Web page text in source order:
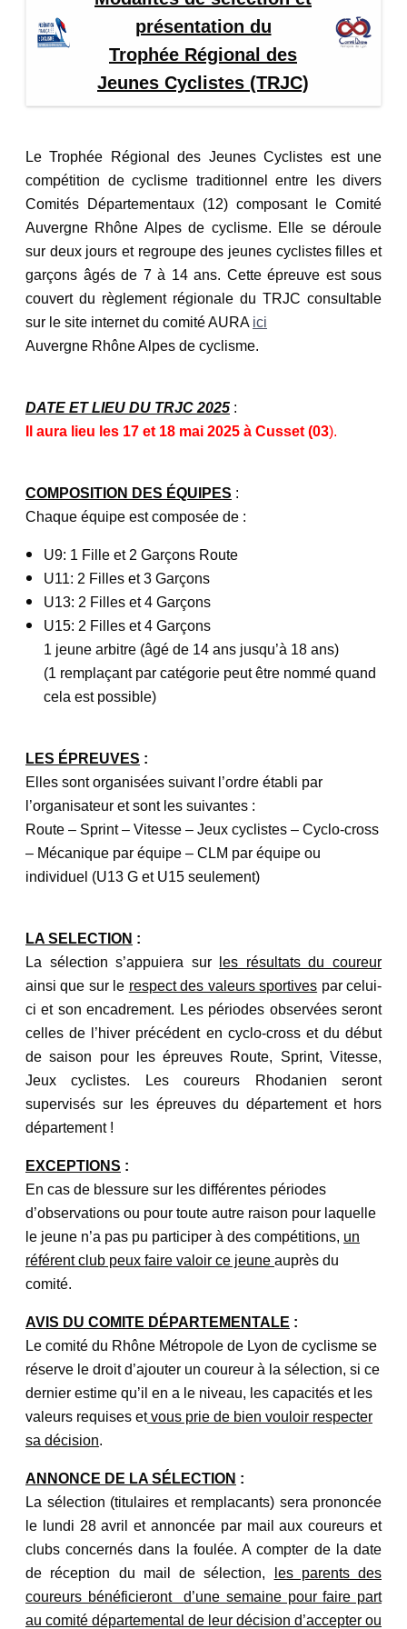
présentation du
Trophée Régional des
Jeunes Cyclistes (TRJC)
Le Trophée Régional des Jeunes Cyclistes est une
compétition de cyclisme traditionnel entre les divers
Comités Départementaux (12) composant le Comité
Auvergne Rhône Alpes de cyclisme. Elle se déroule
sur deux jours et regroupe des jeunes cyclistes filles et
garçons âgés de 7 à 14 ans. Cette épreuve est sous
couvert du règlement régionale du TRJC consultable
sur le site internet du comité AURA ici
Auvergne Rhône Alpes de cyclisme.
DATE ET LIEU DU TRJC 2025 :
Il aura lieu les 17 et 18 mai 2025 à Cusset (03).
COMPOSITION DES ÉQUIPES :
Chaque équipe est composée de :
U9: 1 Fille et 2 Garçons Route
U11: 2 Filles et 3 Garçons
U13: 2 Filles et 4 Garçons
U15: 2 Filles et 4 Garçons
1 jeune arbitre (âgé de 14 ans jusqu’à 18 ans)
(1 remplaçant par catégorie peut être nommé quand
cela est possible)
LES ÉPREUVES :
Elles sont organisées suivant l’ordre établi par
l’organisateur et sont les suivantes :
Route – Sprint – Vitesse – Jeux cyclistes – Cyclo-cross
– Mécanique par équipe – CLM par équipe ou
individuel (U13 G et U15 seulement)
LA SELECTION :
La sélection s’appuiera sur les résultats du coureur
ainsi que sur le respect des valeurs sportives par celui-
ci et son encadrement. Les périodes observées seront
celles de l’hiver précédent en cyclo-cross et du début
de saison pour les épreuves Route, Sprint, Vitesse,
Jeux cyclistes. Les coureurs Rhodanien seront
supervisés sur les épreuves du département et hors
département !
EXCEPTIONS :
En cas de blessure sur les différentes périodes
d’observations ou pour toute autre raison pour laquelle
le jeune n’a pas pu participer à des compétitions, un
référent club peux faire valoir ce jeune auprès du
comité.
AVIS DU COMITE DÉPARTEMENTALE :
Le comité du Rhône Métropole de Lyon de cyclisme se
réserve le droit d’ajouter un coureur à la sélection, si ce
dernier estime qu’il en a le niveau, les capacités et les
valeurs requises etvous prie de bien vouloir respecter
sa décision
ANNONCE DE LA SÉLECTION :
La sélection (titulaires et remplacants) sera prononcée
le lundi 28 avril et annoncée par mail auxcoureurs et
clubs concernés dans la foulée. A compter de la date
de réception du mail de sélection, les parents des
coureurs bénéficierontd’une semaine pour faire part
au comité départemental de leur décision d’accepter ou